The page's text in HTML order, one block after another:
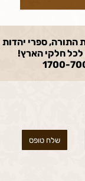
התורה, ספרי יהדות
לכל חלקי הארץ!